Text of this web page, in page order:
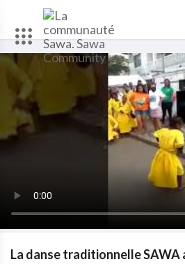
La danse traditionnelle SAWA